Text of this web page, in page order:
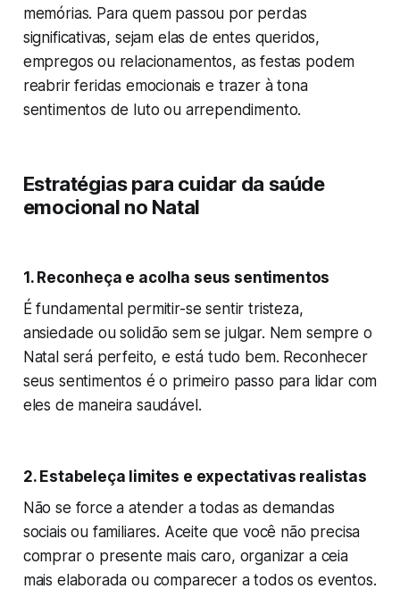
memórias. Para quem passou por perdas
significativas, sejam elas de entes queridos,
empregos ou relacionamentos, as festas podem
reabrir feridas emocionais e trazer à tona
sentimentos de luto ou arrependimento.
Estratégias para cuidar da saúde
emocional no Natal
1. Reconheça e acolha seus sentimentos
É fundamental permitir-se sentir tristeza,
ansiedade ou solidão sem se julgar. Nem sempre o
Natal será perfeito, e está tudo bem. Reconhecer
seus sentimentos é o primeiro passo para lidar com
eles de maneira saudável.
2. Estabeleça limites e expectativas realistas
Não se force a atender a todas as demandas
sociais ou familiares. Aceite que você não precisa
comprar o presente mais caro, organizar a ceia
mais elaborada ou comparecer a todos os eventos.